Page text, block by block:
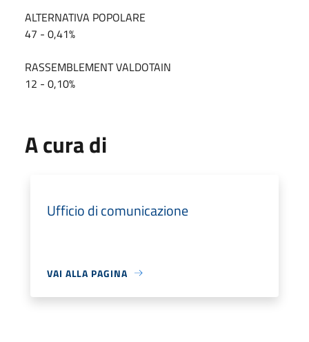
ALTERNATIVA POPOLARE
47 - 0,41%
RASSEMBLEMENT VALDOTAIN
12 - 0,10%
A cura di
Ufficio di comunicazione
VAI ALLA PAGINA